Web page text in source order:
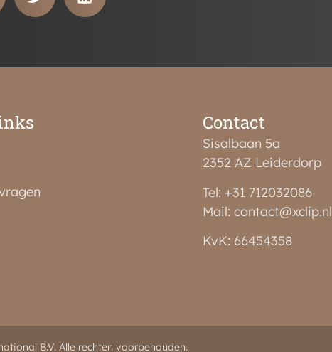
Contact
Sisalbaan 5a
2352 AZ Leiderdorp
Tel: +31 712032086
Mail: contact@xclip.nl
KvK: 66454358
B.V. Alle rechten voorbehouden.